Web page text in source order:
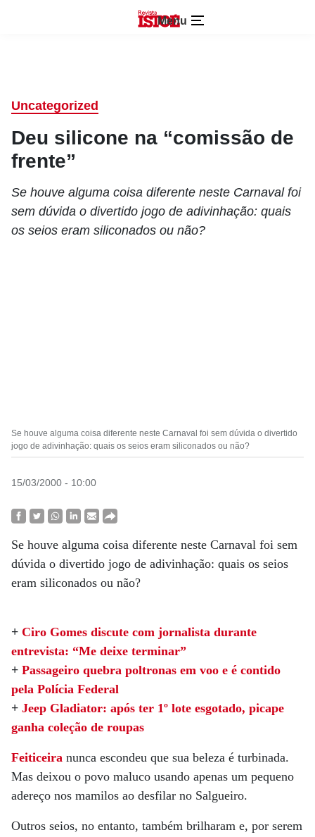
Menu
Uncategorized
Deu silicone na “comissão de
frente”
Se houve alguma coisa diferente neste Carnaval foi
sem dúvida o divertido jogo de adivinhação: quais
os seios eram siliconados ou não?
Se houve alguma coisa diferente neste Carnaval foi sem dúvida o divertido
jogo de adivinhação: quais os seios eram siliconados ou não?
15/03/2000 - 10:00
Se houve alguma coisa diferente neste Carnaval foi sem
dúvida o divertido jogo de adivinhação: quais os seios
eram siliconados ou não?
+ Ciro Gomes discute com jornalista durante
entrevista: “Me deixe terminar”
+ Passageiro quebra poltronas em voo e é contido
pela Polícia Federal
+ Jeep Gladiator: após ter 1º lote esgotado, picape
ganha coleção de roupas
Feiticeira nunca escondeu que sua beleza é turbinada.
Mas deixou o povo maluco usando apenas um pequeno
adereço nos mamilos ao desfilar no Salgueiro.
Outros seios, no entanto, também brilharam e, por serem